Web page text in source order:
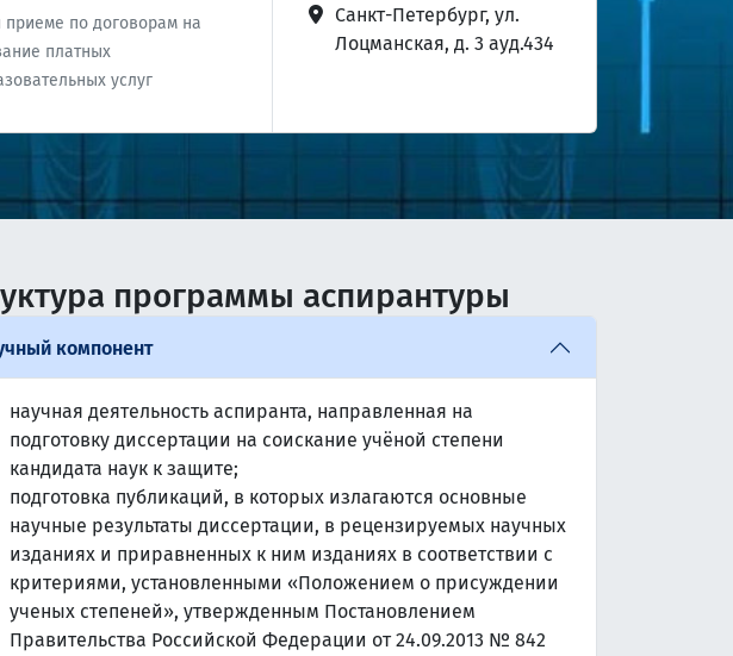
приеме по договорам на
платных
услуг
Санкт-Петербург, ул.
Лоцманская, д. 3 ауд.434
программы аспирантуры
компонент
научная деятельность аспиранта, направленная на
подготовку диссертации на соискание учёной степени
кандидата наук к защите;
подготовка публикаций, в которых излагаются основные
научные результаты диссертации, в рецензируемых научных
изданиях и приравненных к ним изданиях в соответствии с
критериями, установленными «Положением о присуждении
ученых степеней», утвержденным Постановлением
Правительства Российской Федерации от 24.09.2013 № 842